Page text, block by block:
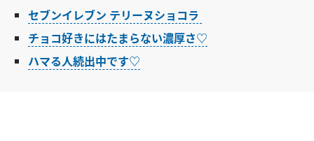
セブンイレブン テリーヌショコラ
チョコ好きにはたまらない濃厚さ♡
ハマる人続出中です♡